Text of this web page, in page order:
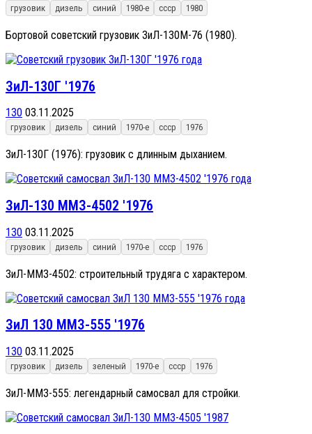
грузовик дизель синий 1980-е ссср 1980
Бортовой советский грузовик ЗиЛ-130М-76 (1980).
ЗиЛ-130Г '1976
130 03.11.2025
грузовик дизель синий 1970-е ссср 1976
ЗиЛ-130Г (1976): грузовик с длинным дыханием.
ЗиЛ-130 ММЗ-4502 '1976
130 03.11.2025
грузовик дизель синий 1970-е ссср 1976
ЗиЛ-ММЗ-4502: строительный трудяга с характером.
ЗиЛ 130 ММЗ-555 '1976
130 03.11.2025
грузовик дизель зеленый 1970-е ссср 1976
ЗиЛ-ММЗ-555: легендарный самосвал для стройки.